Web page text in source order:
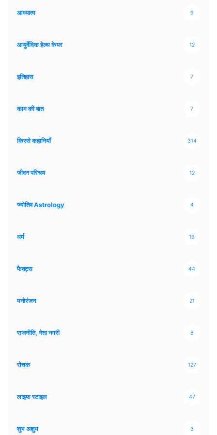
आध्यात्म 9
आयुर्वेदिक हेल्थ केयर 12
इतिहास 7
काम की बात 7
किस्से कहानियाँ 314
जीवन परिचय 12
ज्योतिष Astrology 4
धर्म 19
फैक्ट्स 44
मनोरंजन 21
राजनीति, नेता नगरी 8
रोचक 127
लाइफ स्टाइल 47
शुभ अशुभ 3